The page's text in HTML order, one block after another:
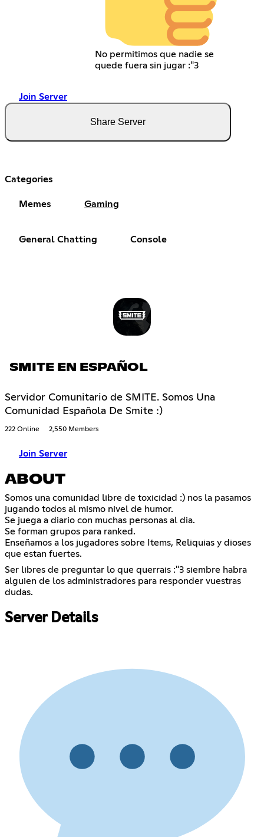
No permitimos que nadie se
quede fuera sin jugar :"3
Join Server
Share Server
Categories
Memes Gaming
General Chatting Console
SMITE EN ESPAÑOL
Servidor Comunitario de SMITE. Somos Una
Comunidad Española De Smite :)
222 Online 2,550 Members
Join Server
ABOUT
Somos una comunidad libre de toxicidad :) nos la pasamos
jugando todos al mismo nivel de humor.
Se juega a diario con muchas personas al dia.
Se forman grupos para ranked.
Enseñamos a los jugadores sobre Items, Reliquias y dioses
que estan fuertes.
Ser libres de preguntar lo que querrais :"3 siembre habra
alguien de los administradores para responder vuestras
dudas.
Server Details